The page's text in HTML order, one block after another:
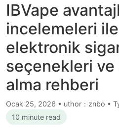
IBVape
incelemeleri
elektronik
seçenekleri ve
alma rehberi
Ocak 25, 2026 • uthor：znbo •
10 minute read